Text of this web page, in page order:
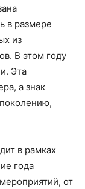
в размере
из
В этом году
Эта
а знак
в рамках
года
от